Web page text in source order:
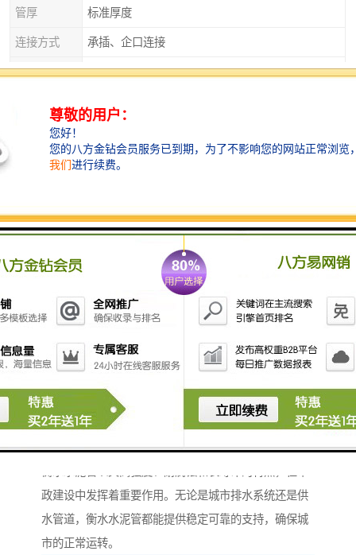
管厚 标准厚度
连接方式 承插、企口连接
产品特性 排污
125
在建筑领域，衡水水泥管广泛应用于排水系统、给水系
物的安全和舒适提供了有力保障。
政建设中发挥着重要作用。无论是城市排水系统还是供
水管道，衡水水泥管都能提供稳定可靠的支持，确保城
市的正常运转。